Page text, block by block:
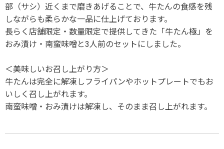
部（サシ）近くまで磨きあげることで、牛たんの食感を残
しながらも柔らかな一品に仕上げております。
長らく店舗限定・数量限定で提供してきた「牛たん極」を
おみ漬け・南蛮味噌と3人前のセットにしました。
＜美味しいお召し上がり方＞
牛たんは完全に解凍しフライパンやホットプレートでもお
いしく召し上がれます。
南蛮味噌・おみ漬けは解凍し、そのまま召し上がれます。